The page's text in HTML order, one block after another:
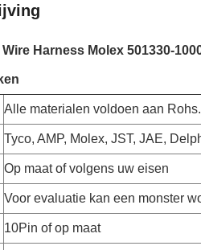
Harness Molex 501330-
Alle materialen voldoen aan Rohs.
Tyco, AMP, Molex, JST, JAE,
Op maat of volgens uw eisen
Voor evaluatie kan een monster
10Pin of op maat